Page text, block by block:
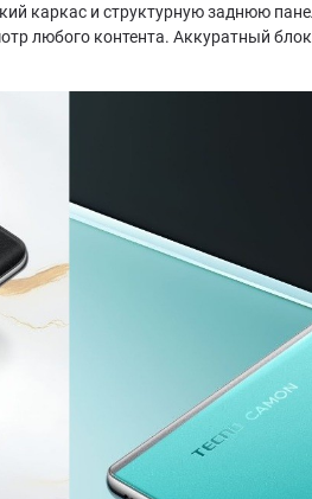
каркас и структурную заднюю
любого контента. Аккуратный